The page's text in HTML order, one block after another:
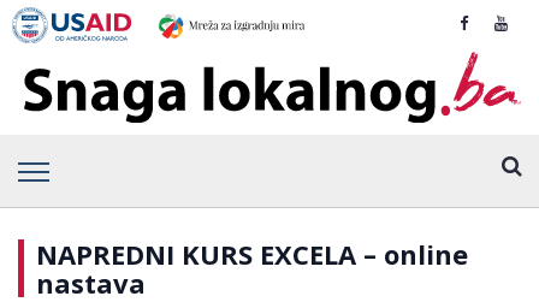
NAPREDNI KURS EXCELA – online
nastava